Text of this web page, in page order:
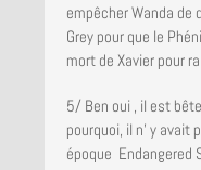
empêcher Wanda de
Grey pour que le
mort de Xavier pour
5/ Ben oui , il est
pourquoi, il n’ y
époque Endangered